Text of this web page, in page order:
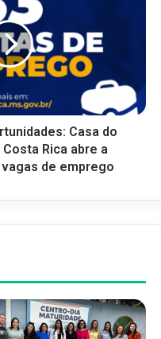
Casa do
Rica abre a
de emprego